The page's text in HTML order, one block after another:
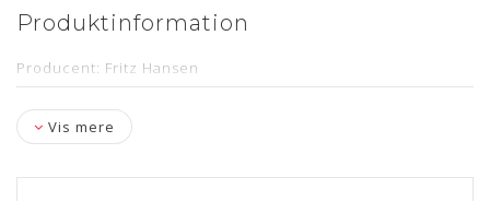
Produktinformation
Producent: Fritz Hansen
Model: 3107
Vis mere